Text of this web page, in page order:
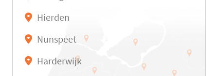
Hierden
Nunspeet
Harderwijk